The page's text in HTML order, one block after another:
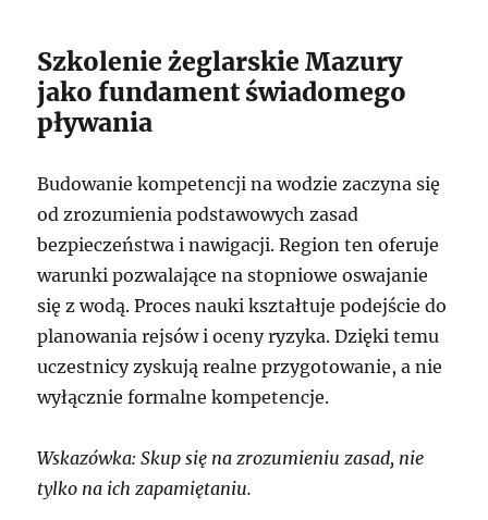
Szkolenie żeglarskie Mazury
jako fundament świadomego
pływania
Budowanie kompetencji na wodzie zaczyna się
od zrozumienia podstawowych zasad
bezpieczeństwa i nawigacji. Region ten oferuje
warunki pozwalające na stopniowe oswajanie
się z wodą. Proces nauki kształtuje podejście do
planowania rejsów i oceny ryzyka. Dzięki temu
uczestnicy zyskują realne przygotowanie, a nie
wyłącznie formalne kompetencje.
Wskazówka: Skup się na zrozumieniu zasad, nie
tylko na ich zapamiętaniu.